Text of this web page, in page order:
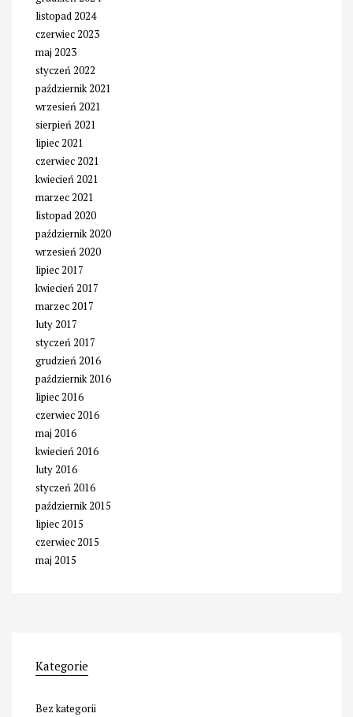
listopad 2024
czerwiec 2023
maj 2023
styczeń 2022
październik 2021
wrzesień 2021
sierpień 2021
lipiec 2021
czerwiec 2021
kwiecień 2021
marzec 2021
listopad 2020
październik 2020
wrzesień 2020
lipiec 2017
kwiecień 2017
marzec 2017
luty 2017
styczeń 2017
grudzień 2016
październik 2016
lipiec 2016
czerwiec 2016
maj 2016
kwiecień 2016
luty 2016
styczeń 2016
październik 2015
lipiec 2015
czerwiec 2015
maj 2015
Kategorie
Bez kategorii